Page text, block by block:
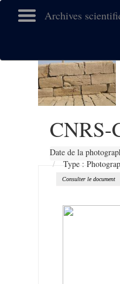
Archives
CNRS-
Date de la
Type :
Consulter le document